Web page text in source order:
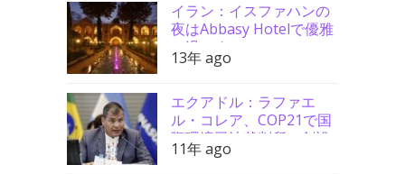
イラン：イスファハンの
夜はAbbasy Hotelで優雅
に過ごす
13年 ago
エクアドル：ラファエ
ル・コレア、COP21で国
際環境司法裁判所の創設
を要請
11年 ago